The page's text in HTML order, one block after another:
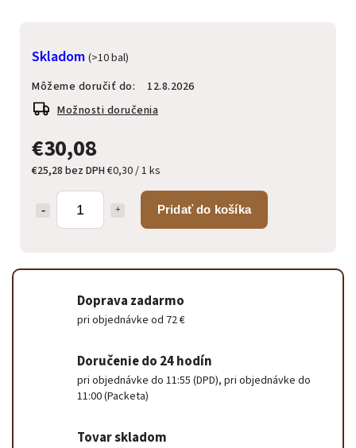
€30,08
€25,28 bez DPH€0,30 / 1 ks
Pridať do košíka
Skladom (>10 bal)
Môžeme doručiť do:
12.8.2026
Možnosti doručenia
Doprava zadarmo
pri objednávke od 72 €
Doručenie do 24 hodín
pri objednávke do 11:55 (DPD), pri objednávke do
11:00 (Packeta)
Tovar skladom